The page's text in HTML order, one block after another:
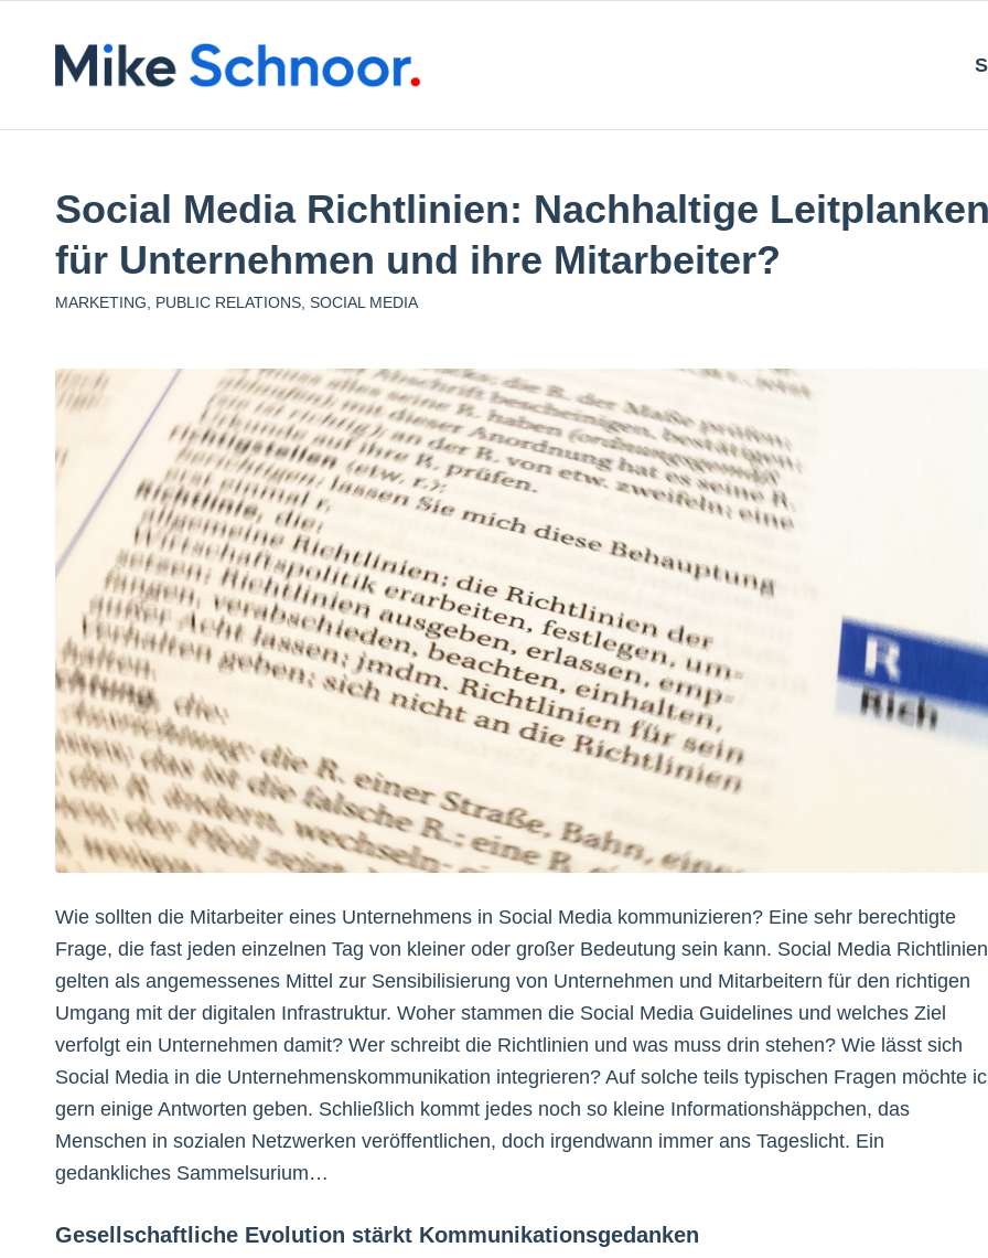
Social Media Richtlinien: Nachhaltige
für Unternehmen und ihre Mitarbeiter?
MARKETING PUBLIC RELATIONS SOCIAL MEDIA
Wie sollten die Mitarbeiter eines Unternehmens in Social Media kommunizieren? Eine sehr berechtigte
Frage, die fast jeden einzelnen Tag von kleiner oder großer Bedeutung sein kann. Social Media Richtlinien
gelten als angemessenes Mittel zur Sensibilisierung von Unternehmen und Mitarbeitern für den richtigen
Umgang mit der digitalen Infrastruktur. Woher stammen die Social Media Guidelines und welches Ziel
verfolgt ein Unternehmen damit? Wer schreibt die Richtlinien und was muss drin stehen? Wie lässt sich
Social Media in die Unternehmenskommunikation integrieren? Auf solche teils typischen Fragen möchte
gern einige Antworten geben. Schließlich kommt jedes noch so kleine Informationshäppchen, das
Menschen in sozialen Netzwerken veröffentlichen, doch irgendwann immer ans Tageslicht. Ein
gedankliches Sammelsurium…
Gesellschaftliche Evolution stärkt Kommunikationsgedanken